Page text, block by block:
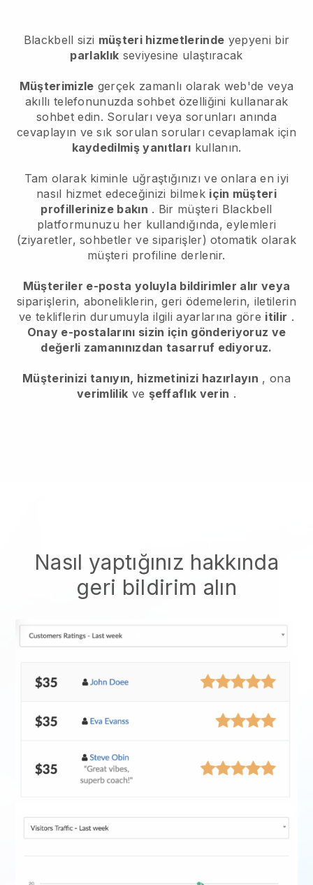
Blackbell sizi müşteri hizmetlerinde yepyeni bir
parlaklık seviyesine ulaştıracak
Müşterimizle gerçek zamanlı olarak web'de veya
akıllı telefonunuzda sohbet özelliğini kullanarak
sohbet edin. Soruları veya sorunları anında
cevaplayın ve sık sorulan soruları cevaplamak için
kaydedilmiş yanıtları kullanın.
Tam olarak kiminle uğraştığınızı ve onlara en iyi
nasıl hizmet edeceğinizi bilmek için müşteri
profillerinize bakın . Bir müşteri Blackbell
platformunuzu her kullandığında, eylemleri
(ziyaretler, sohbetler ve siparişler) otomatik olarak
müşteri profiline derlenir.
Müşteriler e-posta yoluyla bildirimler alır veya
siparişlerin, aboneliklerin, geri ödemelerin, iletilerin
ve tekliflerin durumuyla ilgili ayarlarına göre itilir .
Onay e-postalarını sizin için gönderiyoruz ve
değerli zamanınızdan tasarruf ediyoruz.
Müşterinizi tanıyın, hizmetinizi hazırlayın , ona
verimlilik ve şeffaflık verin .
Nasıl yaptığınız hakkında
geri bildirim alın